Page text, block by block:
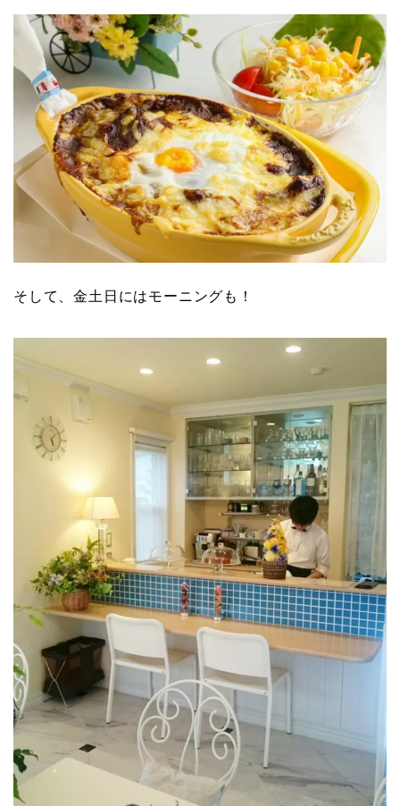
そして、金土日にはモーニングも！